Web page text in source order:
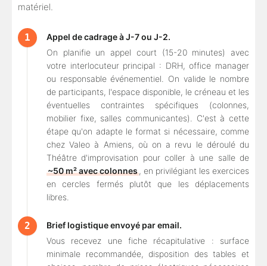
matériel.
Appel de cadrage à J-7 ou J-2.
On planifie un appel court (15-20 minutes) avec
votre interlocuteur principal : DRH, office manager
ou responsable événementiel. On valide le nombre
de participants, l'espace disponible, le créneau et les
éventuelles contraintes spécifiques (colonnes,
mobilier fixe, salles communicantes). C'est à cette
étape qu'on adapte le format si nécessaire, comme
chez Valeo à Amiens, où on a revu le déroulé du
Théâtre d'improvisation pour coller à une salle de
~50 m² avec colonnes , en privilégiant les exercices
en cercles fermés plutôt que les déplacements
libres.
Brief logistique envoyé par email.
Vous recevez une fiche récapitulative : surface
minimale recommandée, disposition des tables et